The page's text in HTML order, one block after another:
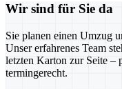
Wir sind für Sie da
Sie planen einen Umzug
Unser erfahrenes Team
letzten Karton zur Seite –
termingerecht.